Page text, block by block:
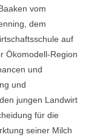
vom
dem
auf
Ökomodell-Region
und
und
jungen Landwirt
für die
seiner Milch